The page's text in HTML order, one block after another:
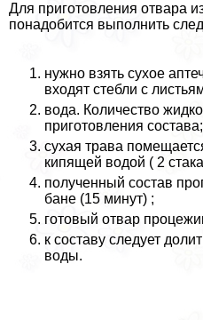
Для приготовления отвара
понадобится выполнить
нужно взять сухое
входят стeбли с
вода. Количество
приготовления состава;
сухая трава
кипящей водой ( 2
полученный состав
бане (15 минут) ;
готовый отвар
к составу следует
воды.